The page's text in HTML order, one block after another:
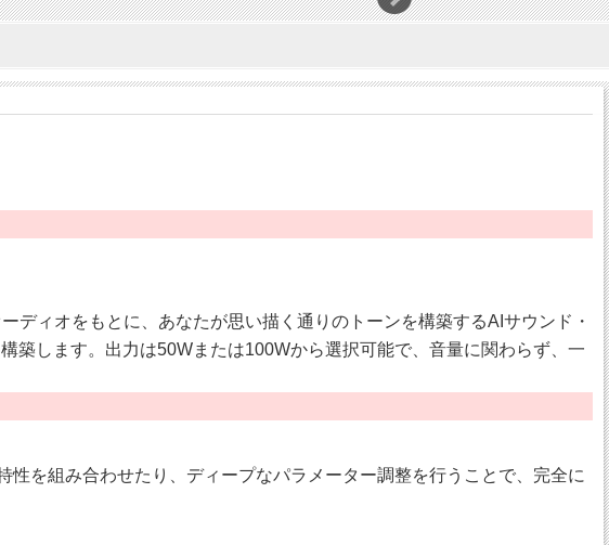
ィオをもとに、あなたが思い描く通りのトーンを構築するAIサウンド・
築します。出力は50Wまたは100Wから選択可能で、音量に関わらず、一
を組み合わせたり、ディープなパラメーター調整を行うことで、完全に